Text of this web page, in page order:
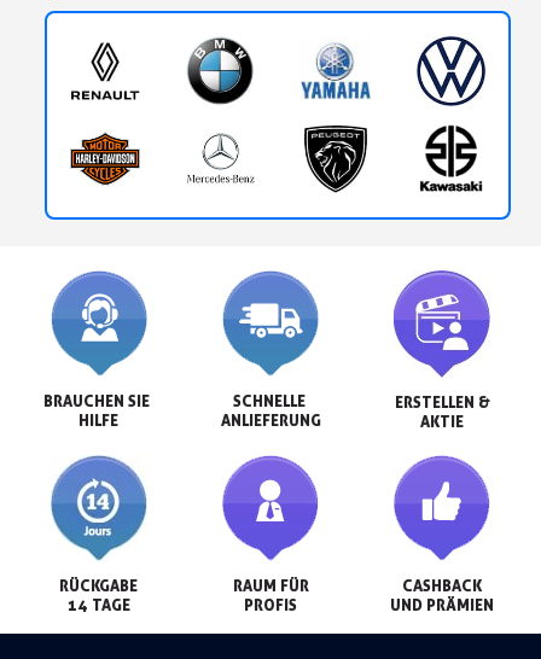
BRAUCHEN SIE
HILFE
SCHNELLE
ANLIEFERUNG
ERSTELLEN &
AKTIE
RÜCKGABE
14 TAGE
RAUM FÜR
PROFIS
CASHBACK
UND PRÄMIEN